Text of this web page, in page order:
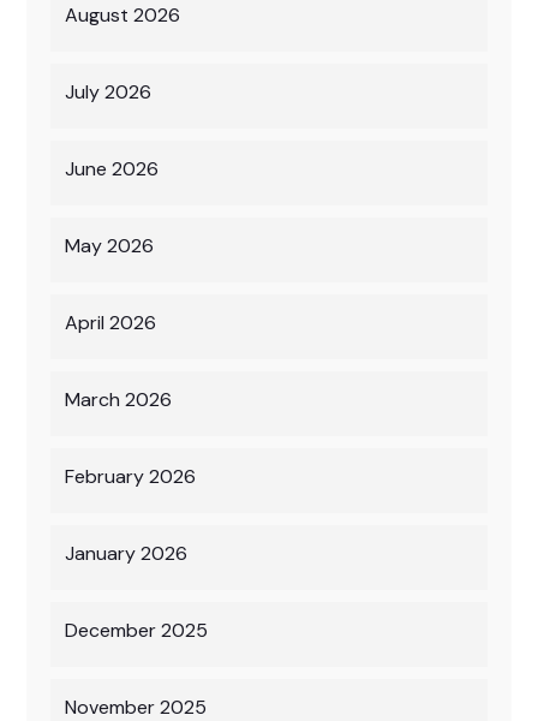
August 2026
July 2026
June 2026
May 2026
April 2026
March 2026
February 2026
January 2026
December 2025
November 2025